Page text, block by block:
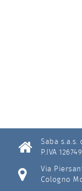
Saba
P.IVA
Via
Cologno